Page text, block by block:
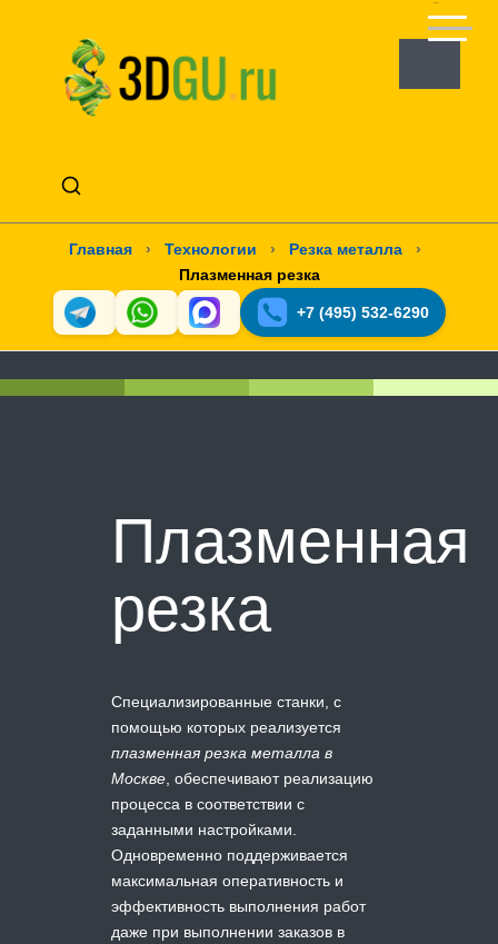
Главная › Технологии › Резка металла
›
Плазменная резка
+7 (495) 532-6290
Плазменная
резка
Специализированные станки, с
помощью которых реализуется
плазменная резка металла в
Москве , обеспечивают реализацию
процесса в соответствии с
заданными настройками.
Одновременно поддерживается
максимальная оперативность и
эффективность выполнения работ
даже при выполнении заказов в